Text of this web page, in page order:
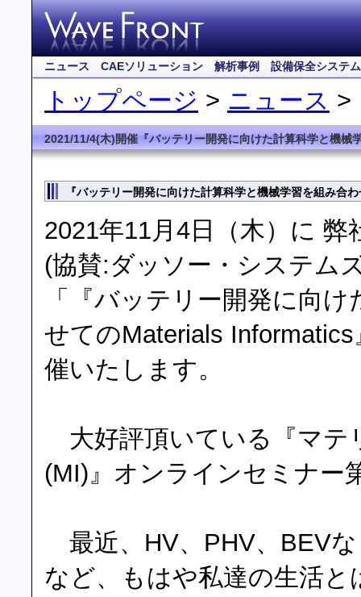
ニュース CAEソリューション 解析事例 設備保全システム
トップページ > ニュース >
2021/11/4(木)開催『バッテリー開発に向けた計算科学と機
『バッテリー開発に向けた計算科学と機械学習を組み
2021年11月4日（木）に
(協賛:ダッソー・システム
「『バッテリー開発に向
せてのMaterials
催いたします。
大好評頂いている『マテ
(MI)』オンラインセミナー
最近、HV、PHV、BEV
など、もはや私達の生活